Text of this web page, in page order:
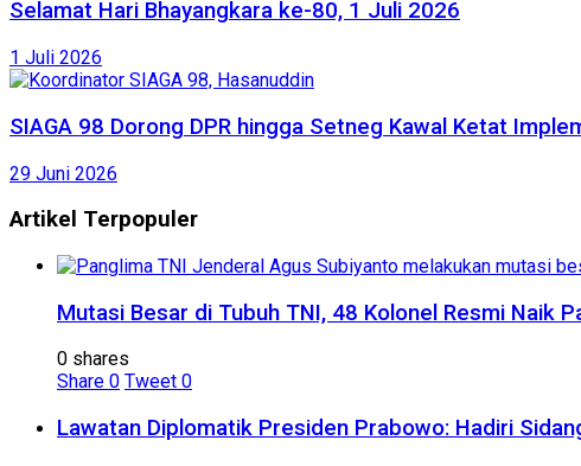
Selamat Hari Bhayangkara ke-80, 1 Juli 2026
1 Juli 2026
SIAGA 98 Dorong DPR hingga Setneg Kawal Ketat
29 Juni 2026
Artikel Terpopuler
Mutasi Besar di Tubuh TNI, 48 Kolonel Resmi Naik
0 shares
Share 0 Tweet 0
Lawatan Diplomatik Presiden Prabowo: Hadiri